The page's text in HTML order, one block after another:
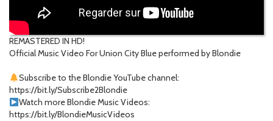
REMASTERED IN HD!
Official Music Video For Union City Blue performed by Blondie
Subscribe to the Blondie YouTube channel:
https://bit.ly/Subscribe2Blondie
Watch more Blondie Music Videos:
https://bit.ly/BlondieMusicVideos